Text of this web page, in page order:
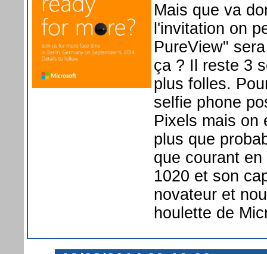
Mais que va
l'invitation on
PureView"
ça ? Il reste 3
plus folles.
selfie phone
Pixels mais on
plus que
que courant
1020 et son
novateur et
houlette de